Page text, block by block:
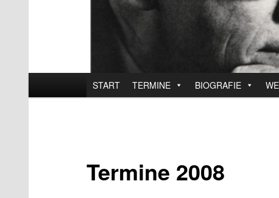
START TERMINE BIOGRAFIE
Termine 2008